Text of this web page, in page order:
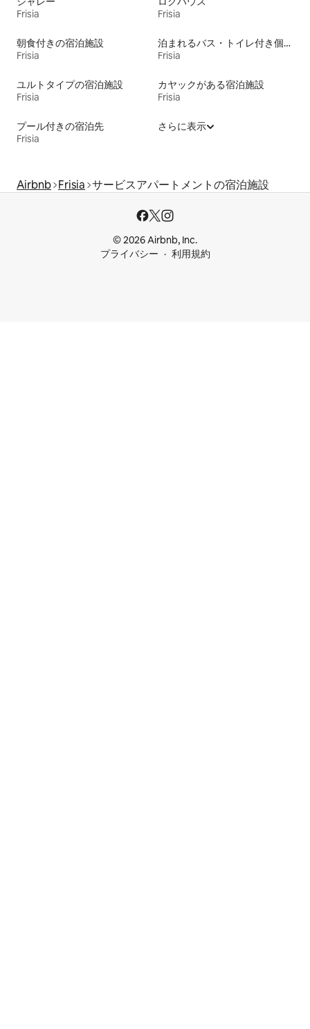
Frisia
Frisia
朝食付きの宿泊施設
Frisia
泊まれるバス・トイレ付き個室
Frisia
ユルトタイプの宿泊施設
Frisia
カヤックがある宿泊施設
Frisia
プール付きの宿泊先
Frisia
さらに表示
Airbnb Frisia サービスアパートメントの宿泊施設
© 2026 Airbnb, Inc.
プライバシー
利用規約